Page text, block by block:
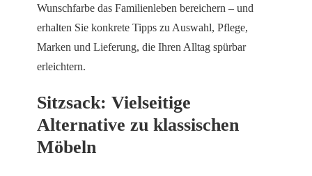
Wunschfarbe das Familienleben bereichern – und
erhalten Sie konkrete Tipps zu Auswahl, Pflege,
Marken und Lieferung, die Ihren Alltag spürbar
erleichtern.
Sitzsack: Vielseitige
Alternative zu klassischen
Möbeln